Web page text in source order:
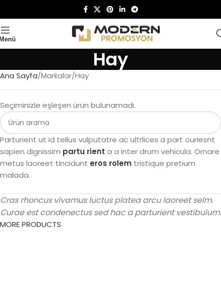
Hay
Ana Sayfa Markalar Hay
Seçiminizle eşleşen ürün bulunamadı.
Parturient ut id tellus vulputatre ac ultrlices a part ouriesnt
sapien dignissim partu rient a a inter drum vehicula. Ornare
metus laoreet tincidunt eros rolem tristique pretium
malada.
Cras rhoncus vivamus luctus platea arcu laoreet selm.
Curae est condenectus sed hac a parturient vestibulum.
MORE PRODUCTS